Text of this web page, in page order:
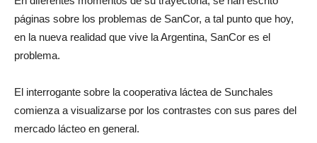
En diferentes momentos de su trayectoria, se han escrito
páginas sobre los problemas de SanCor, a tal punto que hoy,
en la nueva realidad que vive la Argentina, SanCor es el
El interrogante sobre la cooperativa láctea de Sunchales
comienza a visualizarse por los contrastes con sus pares del